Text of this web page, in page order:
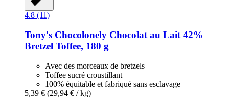
4.8 (11)
Tony's Chocolonely Chocolat au Lait 42%
Bretzel Toffee, 180 g
Avec des morceaux de bretzels
Toffee sucré croustillant
100% équitable et fabriqué sans esclavage
5,39 € (29,94 € / kg)